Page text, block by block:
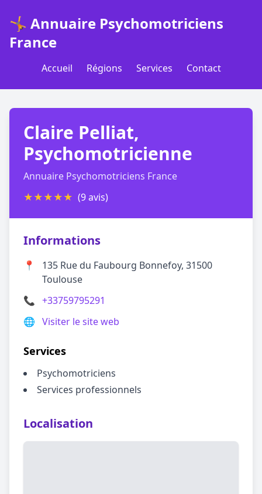
🤸 Annuaire Psychomotriciens
France
Accueil Régions Services Contact
Claire Pelliat,
Psychomotricienne
Annuaire Psychomotriciens France
★★★★★ (9 avis)
Informations
📍
135 Rue du Faubourg Bonnefoy, 31500
Toulouse
📞 +33759795291
🌐 Visiter le site web
Services
Psychomotriciens
Services professionnels
Localisation